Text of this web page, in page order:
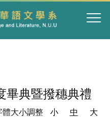
畢典暨撥穗典禮
體大小調整 小 中 大